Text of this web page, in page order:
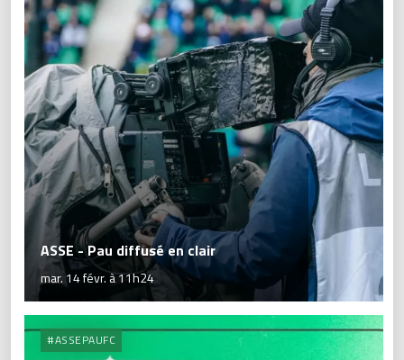
ASSE - Pau diffusé en clair
mar. 14 févr. à 11h24
#ASSEPAUFC